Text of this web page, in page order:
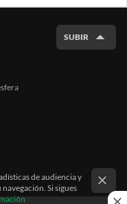
SUBIR
de audiencia y
Si sigues